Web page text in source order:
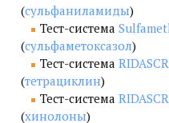
(сульфаниламиды)
Тест-система
(сульфаметоксазол)
Тест-система
(тетрациклин)
Тест-система
(хинолоны)